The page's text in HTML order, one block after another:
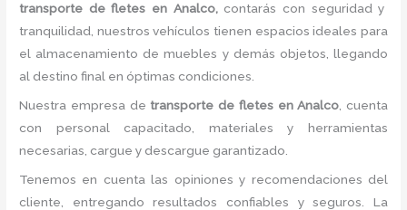
transporte de fletes en Analco, contarás con seguridad y
tranquilidad, nuestros vehículos tienen espacios ideales para
el almacenamiento de muebles y demás objetos, llegando
al destino final en óptimas condiciones.
Nuestra empresa de transporte de fletes en Analco , cuenta
con personal capacitado, materiales y herramientas
necesarias, cargue y descargue garantizado.
Tenemos en cuenta las opiniones y recomendaciones del
cliente, entregando resultados confiables y seguros. La